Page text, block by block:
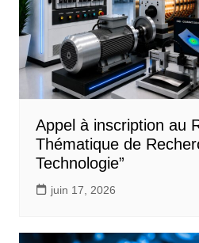
Appel à inscription au
Thématique de
Technologie”
juin 17, 2026